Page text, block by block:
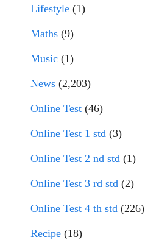
Lifestyle (1)
Maths (9)
Music (1)
News (2,203)
Online Test (46)
Online Test 1 std (3)
Online Test 2 nd std (1)
Online Test 3 rd std (2)
Online Test 4 th std (226)
Recipe (18)